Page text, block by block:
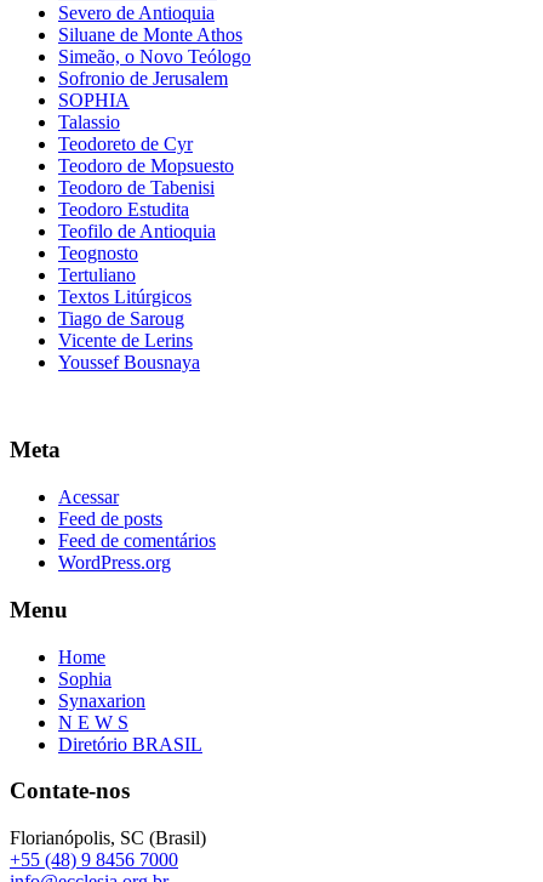
Severo de Antioquia
Siluane de Monte Athos
Simeão, o Novo Teólogo
Sofronio de Jerusalem
SOPHIA
Talassio
Teodoreto de Cyr
Teodoro de Mopsuesto
Teodoro de Tabenisi
Teodoro Estudita
Teofilo de Antioquia
Teognosto
Tertuliano
Textos Litúrgicos
Tiago de Saroug
Vicente de Lerins
Youssef Bousnaya
Meta
Acessar
Feed de posts
Feed de comentários
WordPress.org
Menu
Home
Sophia
Synaxarion
N E W S
Diretório BRASIL
Contate-nos
Florianópolis, SC (Brasil)
+55 (48) 9 8456 7000